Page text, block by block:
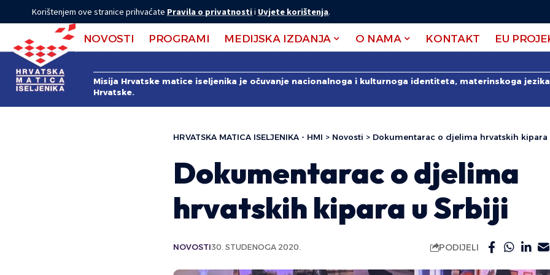
Korištenjem ove stranice prihvaćate Pravila o privatnostii Uvjete korištenja.
NOVOSTI PROGRAMI MEDIJSKA IZDANJA O NAMA KONTAKT EU
Misija Hrvatske matice iseljenika je očuvanje nacionalnoga i kulturnoga identiteta, materinskoga
Hrvatske.
HRVATSKA MATICA ISELJENIKA - HMI > Novosti > Dokumentarac o djelima hrvatskih kipara
Dokumentarac o djelima
hrvatskih kipara u Srbiji
NOVOSTI30. STUDENOGA 2020. PODIJELI